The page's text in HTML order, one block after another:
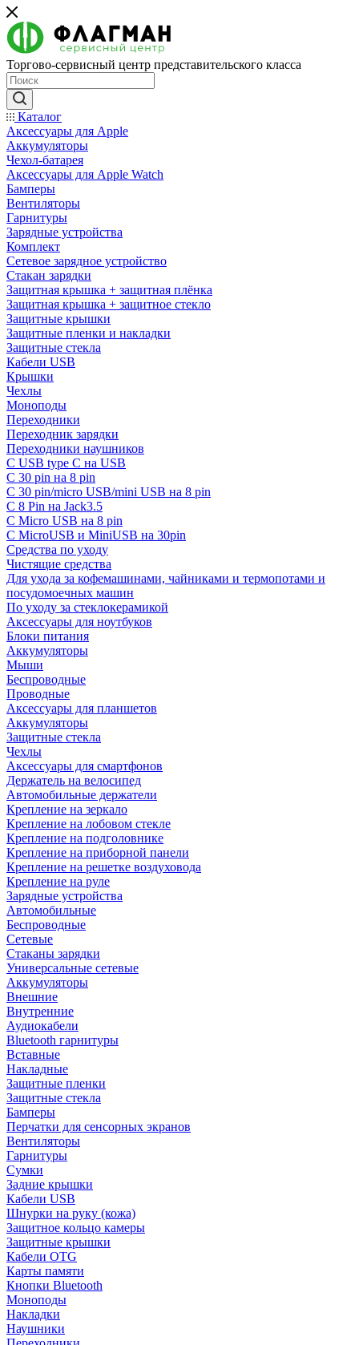
Торгово-сервисный центр представительского класса
Каталог
Аксессуары для Apple
Аккумуляторы
Чехол-батарея
Аксессуары для Apple Watch
Бамперы
Вентиляторы
Гарнитуры
Зарядные устройства
Комплект
Сетевое зарядное устройство
Стакан зарядки
Защитная крышка + защитная плёнка
Защитная крышка + защитное стекло
Защитные крышки
Защитные пленки и накладки
Защитные стекла
Кабели USB
Крышки
Чехлы
Моноподы
Переходники
Переходник зарядки
Переходники наушников
С USB type C на USB
С 30 pin на 8 pin
С 30 pin/micro USB/mini USB на 8 pin
С 8 Pin на Jack3.5
С Micro USB на 8 pin
С MicroUSB и MiniUSB на 30pin
Средства по уходу
Чистящие средства
Для ухода за кофемашинами, чайниками и термопотами и
посудомоечных машин
По уходу за стеклокерамикой
Аксессуары для ноутбуков
Блоки питания
Аккумуляторы
Мыши
Беспроводные
Проводные
Аксессуары для планшетов
Аккумуляторы
Защитные стекла
Чехлы
Аксессуары для смартфонов
Держатель на велосипед
Автомобильные держатели
Крепление на зеркало
Крепление на лобовом стекле
Крепление на подголовнике
Крепление на приборной панели
Крепление на решетке воздуховода
Крепление на руле
Зарядные устройства
Автомобильные
Беспроводные
Сетевые
Стаканы зарядки
Универсальные сетевые
Аккумуляторы
Внешние
Внутренние
Аудиокабели
Bluetooth гарнитуры
Вставные
Накладные
Защитные пленки
Защитные стекла
Бамперы
Перчатки для сенсорных экранов
Вентиляторы
Гарнитуры
Сумки
Задние крышки
Кабели USB
Шнурки на руку (кожа)
Защитное кольцо камеры
Защитные крышки
Кабели OTG
Карты памяти
Кнопки Bluetooth
Моноподы
Накладки
Наушники